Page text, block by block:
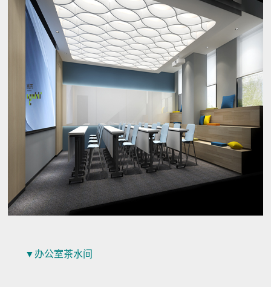
▼办公室茶水间